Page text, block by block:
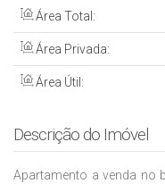
Área Total:
Área Privada:
Área Útil:
Descrição do Imóvel
Apartamento a venda no